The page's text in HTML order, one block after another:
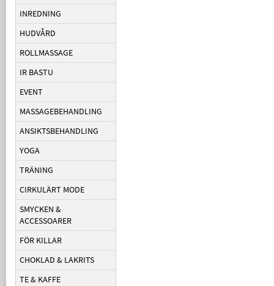
INREDNING
HUDVÅRD
ROLLMASSAGE
IR BASTU
EVENT
MASSAGEBEHANDLING
ANSIKTSBEHANDLING
YOGA
TRÄNING
CIRKULÄRT MODE
SMYCKEN &
ACCESSOARER
FÖR KILLAR
CHOKLAD & LAKRITS
TE & KAFFE